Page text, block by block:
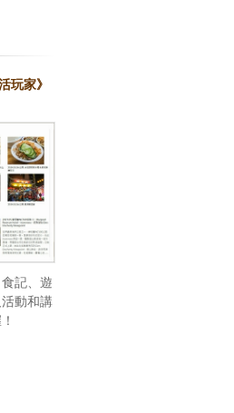
玩家》
記、遊
動和講